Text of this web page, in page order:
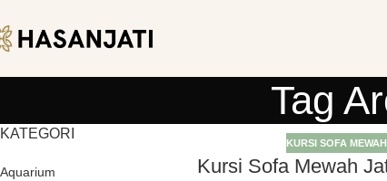
Tag
KATEGORI
Aquarium
KURSI SOFA MEWAH
Kursi Sofa Mewah